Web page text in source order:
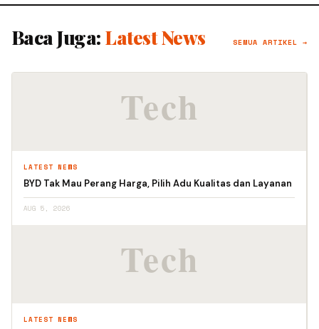
Baca Juga: Latest News SEMUA ARTIKEL →
LATEST NEWS
BYD Tak Mau Perang Harga, Pilih Adu Kualitas dan Layanan
AUG 5, 2026
LATEST NEWS